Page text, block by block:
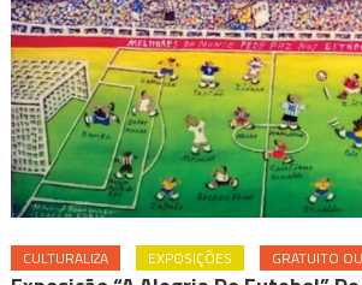
CULTURALIZA EXPOSIÇÕES GRATUITO